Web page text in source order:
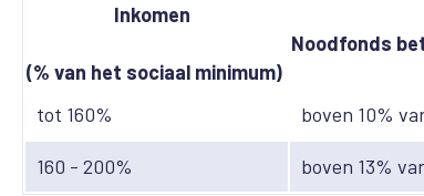
Inkomen
(% van het sociaal minimum)
Noodfonds
tot 160% boven 10%
160 - 200% boven 13%